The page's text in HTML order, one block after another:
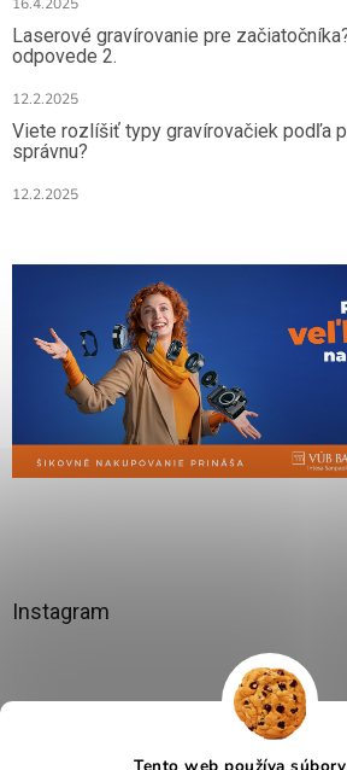
16.4.2025
Laserové gravírovanie pre
odpovede 2.
12.2.2025
Viete rozlíšiť typy gravírovačiek podľa
správnu?
12.2.2025
Instagram